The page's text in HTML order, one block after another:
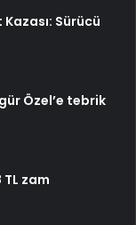
Sürücü
Özel’e tebrik
zam